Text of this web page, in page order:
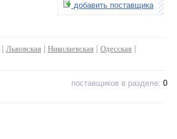
добавить поставщика
Львовская Николаевская Одесская
поставщиков в разделе: 0